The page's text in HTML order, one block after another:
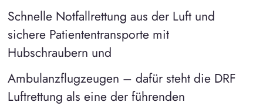
Schnelle Notfallrettung aus der Luft und
sichere Patiententransporte mit
Hubschraubern und
Ambulanzflugzeugen – dafür steht die DRF
Luftrettung als eine der führenden